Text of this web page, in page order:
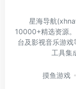
星海导航
10000+精选资源
台及影视音乐游
工具集
摸鱼游戏